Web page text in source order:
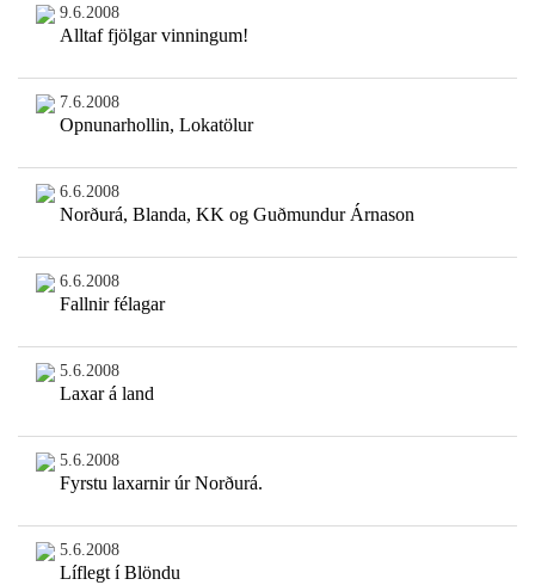
9.6.2008
Alltaf fjölgar vinningum!
7.6.2008
Opnunarhollin, Lokatölur
6.6.2008
Norðurá, Blanda, KK og Guðmundur Árnason
6.6.2008
Fallnir félagar
5.6.2008
Laxar á land
5.6.2008
Fyrstu laxarnir úr Norðurá.
5.6.2008
Líflegt í Blöndu